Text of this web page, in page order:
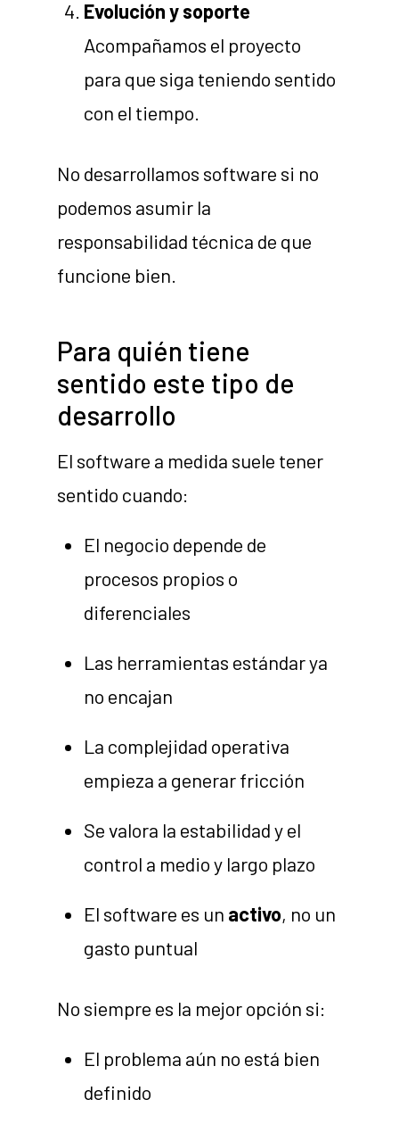
Evolución y soporte
Acompañamos el proyecto
para que siga teniendo sentido
con el tiempo.
No desarrollamos software si no
podemos asumir la
responsabilidad técnica de que
funcione bien.
Para quién tiene
sentido este tipo de
desarrollo
El software a medida suele tener
sentido cuando:
El negocio depende de
procesos propios o
diferenciales
Las herramientas estándar ya
no encajan
La complejidad operativa
empieza a generar fricción
Se valora la estabilidad y el
control a medio y largo plazo
El software es un activo, no un
gasto puntual
No siempre es la mejor opción si:
El problema aún no está bien
definido